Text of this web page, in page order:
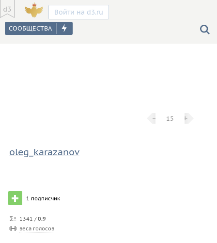
Войти на d3.ru
− 15 +
oleg_karazanov
1 подписчик
1341 /0.9
веса голосов